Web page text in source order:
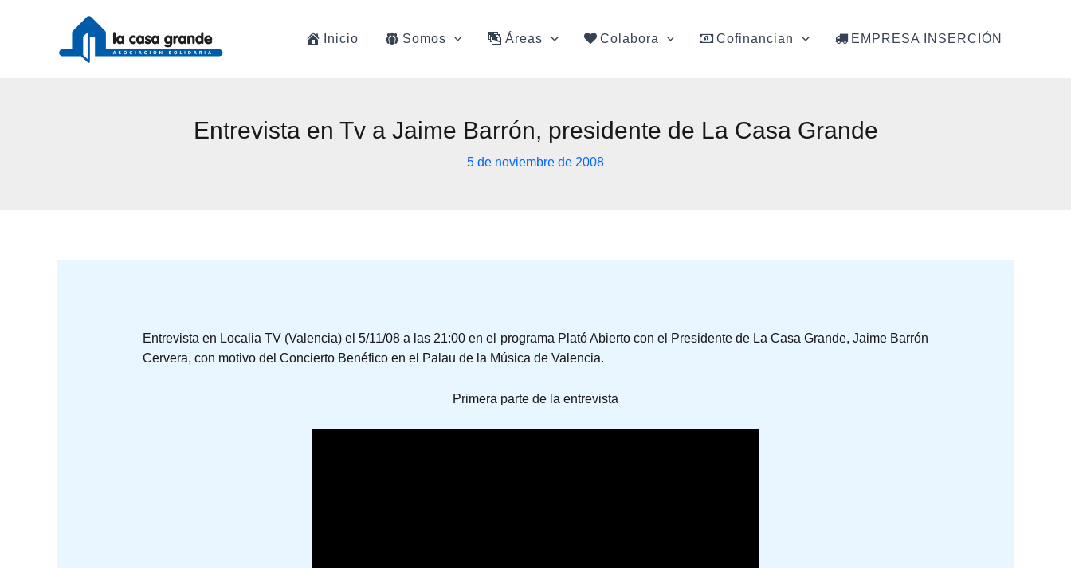
Inicio Somos Áreas Colabora Cofinancian EMPRESA INSERCIÓN
Entrevista en Tv a Jaime Barrón, presidente de La Casa Grande
5 de noviembre de 2008
Entrevista en Localia TV (Valencia) el 5/11/08 a las 21:00 en el programa Plató Abierto con el Presidente de La Casa Grande, Jaime Barrón
Cervera, con motivo del Concierto Benéfico en el Palau de la Música de Valencia.
Primera parte de la entrevista